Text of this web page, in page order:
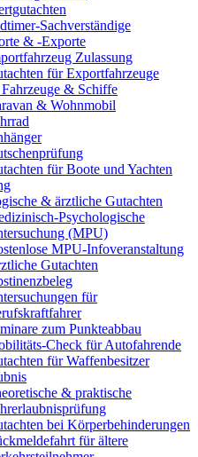
Sachverständige
& -Exporte
Zulassung
für Exportfahrzeuge
Fahrzeuge & Schiffe
& Wohnmobil
für Boote und Yachten
& ärztliche Gutachten
Psychologische
(MPU)
MPU-Infoveranstaltung
Gutachten
für
zum Punkteabbau
Check für Autofahrende
für Waffenbesitzer
& praktische
bei Körperbehinderungen
für ältere